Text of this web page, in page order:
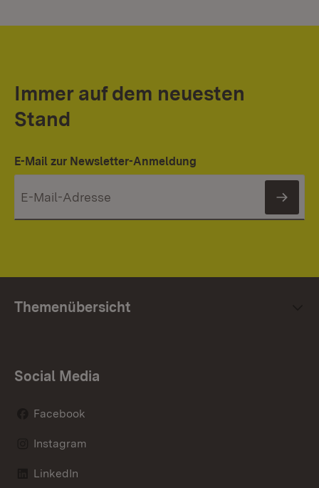
Immer auf dem neuesten
Stand
E-Mail zur Newsletter-Anmeldung
Themenübersicht
Social Media
Facebook
Instagram
LinkedIn